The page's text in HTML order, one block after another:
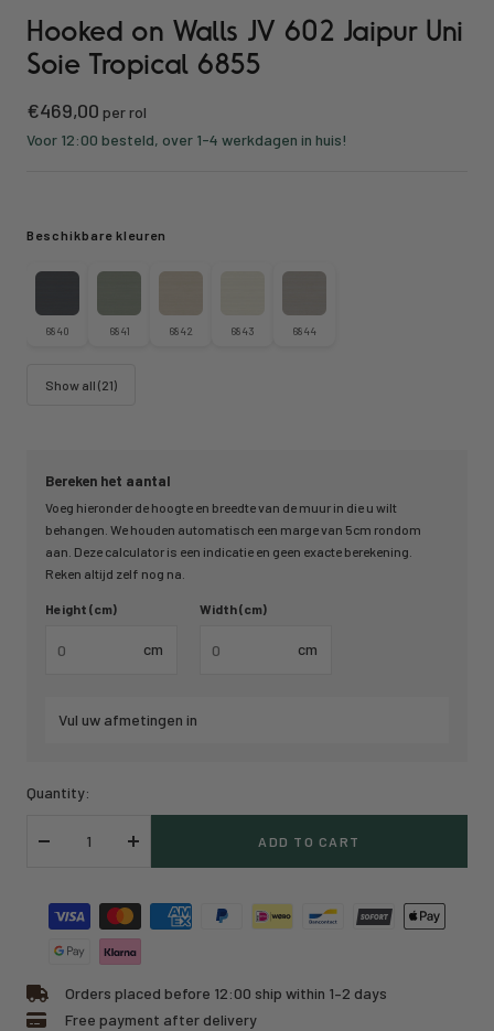
to
slide
1
to
slide
2
to
slide
3
to
Hooked on Walls JV 602 Jaipur Uni
Soie Tropical 6855
Sale
price
€469,00 per rol
Voor 12:00 besteld, over 1-4 werkdagen in huis!
Bereken het aantal
Voeg hieronder de hoogte en breedte van de muur in die u wilt
behangen. We houden automatisch een marge van 5cm rondom
aan. Deze calculator is een indicatie en geen exacte berekening.
Reken altijd zelf nog na.
Height (cm)
cm
Width (cm)
cm
Vul uw afmetingen in
Beschikbare kleuren
6840 6841 6842 6843 6844
Show all (21)
Quantity:
Decrease
Increase
ADD TO CART
Orders placed before 12:00 ship within 1–2 days
Free payment after delivery